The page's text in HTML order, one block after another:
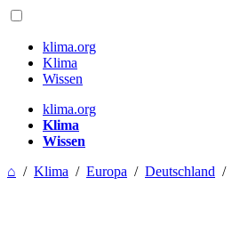
klima.org
Klima
Wissen
klima.org
Klima
Wissen
⌂ / Klima / Europa / Deutschland /